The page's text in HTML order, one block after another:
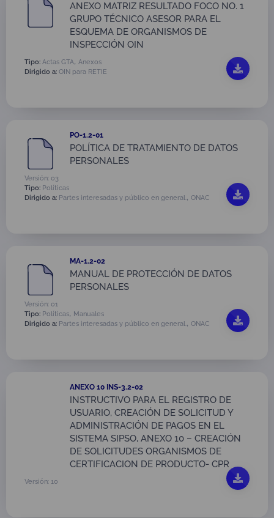
ANEXO MATRIZ RESULTADO FOCO NO. 1
GRUPO TÉCNICO ASESOR PARA EL
ESQUEMA DE ORGANISMOS DE
INSPECCIÓN OIN
Tipo: Actas GTA, Anexos
Dirigido a: OIN para RETIE
PO-1.2-01
POLÍTICA DE TRATAMIENTO DE DATOS
PERSONALES
Versión: 03
Tipo: Políticas
Dirigido a: Partes interesadas y público en general., ONAC
MA-1.2-02
MANUAL DE PROTECCIÓN DE DATOS
PERSONALES
Versión: 01
Tipo: Políticas, Manuales
Dirigido a: Partes interesadas y público en general., ONAC
ANEXO 10 INS-3.2-02
INSTRUCTIVO PARA EL REGISTRO DE
USUARIO, CREACIÓN DE SOLICITUD Y
ADMINISTRACIÓN DE PAGOS EN EL
SISTEMA SIPSO, ANEXO 10 – CREACIÓN
DE SOLICITUDES ORGANISMOS DE
CERTIFICACION DE PRODUCTO- CPR
Versión: 10